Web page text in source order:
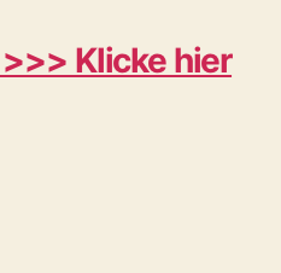
Klicke hier